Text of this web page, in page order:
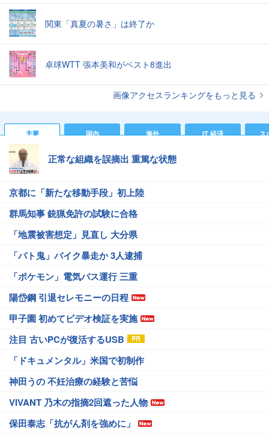
関東「真夏の暑さ」は終了か
卓球WTT 張本美和がベスト8進出
画像アクセスランキングをもっと見る
主要 国内 海外 IT 経済 ス
正常な組織を誤摘出 重篤な状態
京都に「新たな移動手段」初上陸
群馬知事 銃猟免許の試験に合格
「地震被害想定」見直し 大分県
「パト鬼」バイク暴走か 3人逮捕
「ポケモン」電気バス運行 三重
陽岱鋼 引退セレモニーの日程
甲子園 初めてビデオ検証を実施
注目 古いPCが復活するUSB
「ドキュメンタル」米国で初制作
神田うの 不妊治療の経験と苦悩
VIVANT 乃木の指摘2回遮った人物
保田泰志「抗がん剤を強めに」